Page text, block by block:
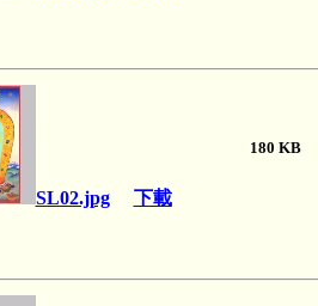
SL02.jpg 下載
180